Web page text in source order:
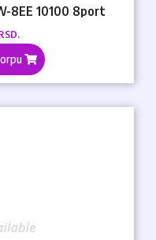
8EE 10100 8port